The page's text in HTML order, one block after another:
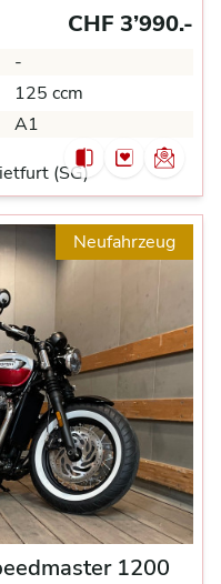
CHF 3’990.-
-
125 ccm
A1
(SG)
Neufahrzeug
1200